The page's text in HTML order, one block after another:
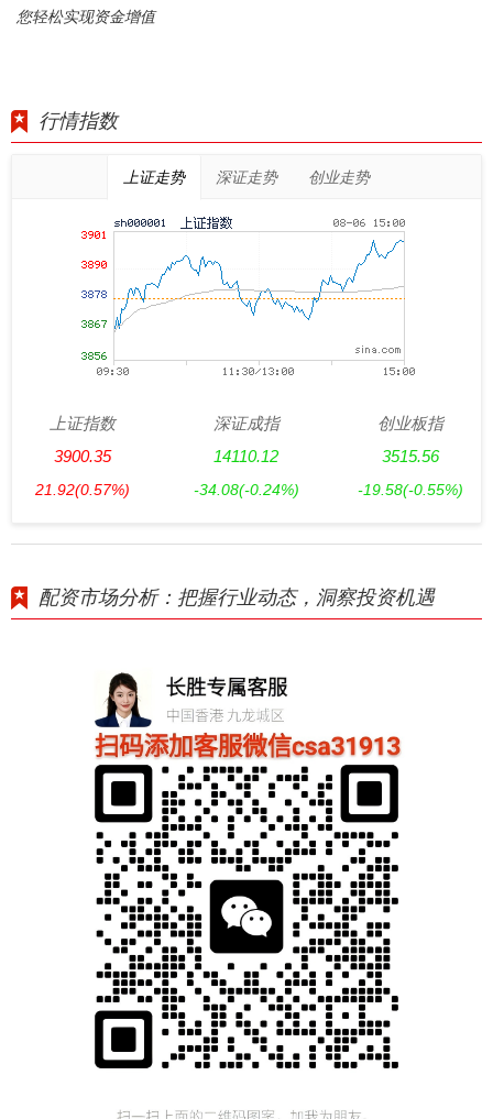
您轻松实现资金增值
行情指数
上证走势 深证走势 创业走势
上证指数
3900.35
21.92(0.57%)
深证成指
14110.12
-34.08(-0.24%)
创业板指
3515.56
-19.58(-0.55%)
配资市场分析：把握行业动态，洞察投资机遇